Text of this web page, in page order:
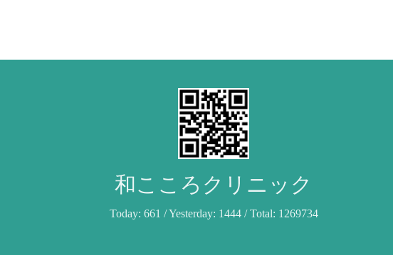
和こころクリニック
Today: 661 / Yesterday: 1444/ Total: 1269734